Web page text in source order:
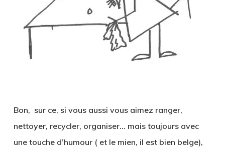
Bon, sur ce, si vous aussi vous aimez ranger,
nettoyer, recycler, organiser… mais toujours avec
une touche d’humour ( et le mien, il est bien belge),